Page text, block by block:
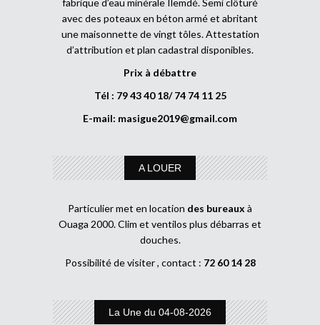
avec des poteaux en béton armé et abritant
une maisonnette de vingt tôles. Attestation
d’attribution et plan cadastral disponibles.
Prix à débattre
Tél : 79 43 40 18/ 74 74 11 25
E-mail: masigue2019@gmail.com
A LOUER
Particulier met en location des bureaux à
Ouaga 2000. Clim et ventilos plus débarras et
douches.
Possibilité de visiter , contact : 72 60 14 28
La Une du 04-08-2026